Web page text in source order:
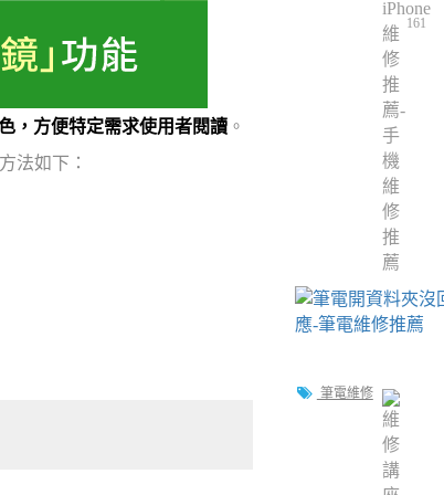
，方便特定需求使用者閱讀 。
法如下：
161
筆電維修